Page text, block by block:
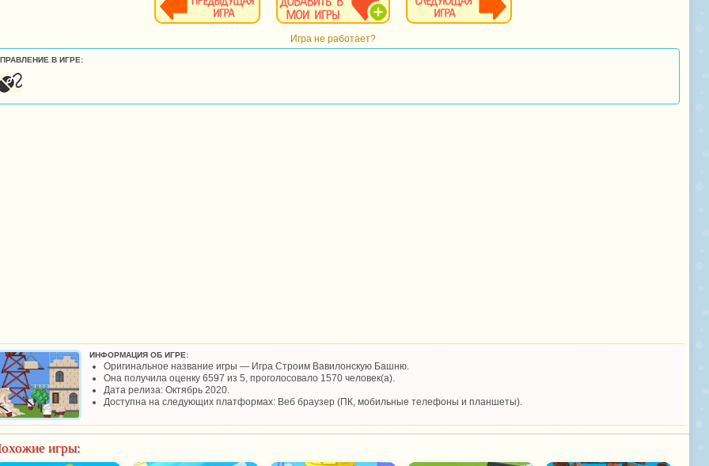
Игра не работает?
В ИГРЕ:
ИНФОРМАЦИЯ ОБ ИГРЕ:
Оригинальное название игры — Игра Строим Вавилонскую Башню.
Она получила оценку 6597 из 5, проголосовало 1570 человек(а).
Дата релиза: Октябрь 2020.
Доступна на следующих платформах: Веб браузер (ПК, мобильные телефоны и планшеты).
игры: